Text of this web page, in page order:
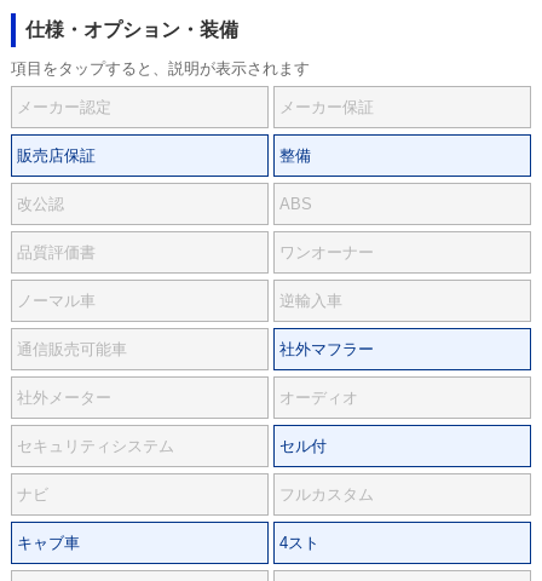
仕様・オプション・装備
項目をタップすると、説明が表示されます
メーカー認定 メーカー保証
販売店保証 整備
改公認 ABS
品質評価書 ワンオーナー
ノーマル車 逆輸入車
通信販売可能車 社外マフラー
社外メーター オーディオ
セキュリティシステム セル付
ナビ フルカスタム
キャブ車 4スト